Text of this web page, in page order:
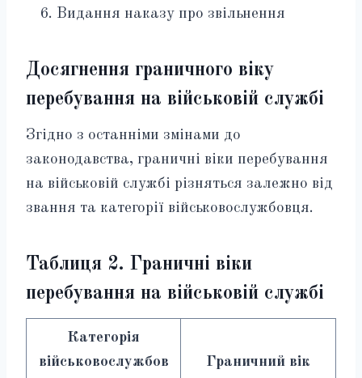
Видання наказу про звільнення
Досягнення граничного віку
перебування на військовій службі
Згідно з останніми змінами до
законодавства, граничні віки перебування
на військовій службі різняться залежно від
звання та категорії військовослужбовця.
Таблиця 2. Граничні віки
перебування на військовій службі
Категорія
військовослужбов
Граничний вік